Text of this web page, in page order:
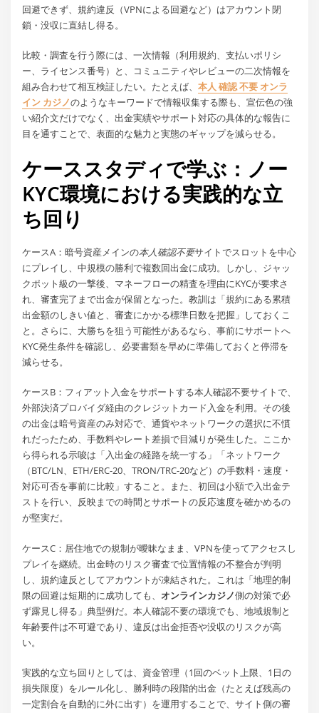
回避できず、規約違反（VPNによる回避など）はアカウント閉
鎖・没収に直結し得る。
比較・調査を行う際には、一次情報（利用規約、支払いポリシ
ー、ライセンス番号）と、コミュニティやレビューの二次情報を
組み合わせて相互検証したい。たとえば、本人 確認 不要 オンラ
イン カジノのようなキーワードで情報収集する際も、宣伝色の強
い紹介文だけでなく、出金実績やサポート対応の具体的な報告に
目を通すことで、表面的な魅力と実態のギャップを減らせる。
ケーススタディで学ぶ：ノー
KYC環境における実践的な立
ち回り
ケースA：暗号資産メインの本人確認不要サイトでスロットを中心
にプレイし、中規模の勝利で複数回出金に成功。しかし、ジャッ
クポット級の一撃後、マネーフローの精査を理由にKYCが要求さ
れ、審査完了まで出金が保留となった。教訓は「規約にある累積
出金額のしきい値と、審査にかかる標準日数を把握」しておくこ
と。さらに、大勝ちを狙う可能性があるなら、事前にサポートへ
KYC発生条件を確認し、必要書類を早めに準備しておくと停滞を
減らせる。
ケースB：フィアット入金をサポートする本人確認不要サイトで、
外部決済プロバイダ経由のクレジットカード入金を利用。その後
の出金は暗号資産のみ対応で、通貨やネットワークの選択に不慣
れだったため、手数料やレート差損で目減りが発生した。ここか
ら得られる示唆は「入出金の経路を統一する」「ネットワーク
（BTC/LN、ETH/ERC-20、TRON/TRC-20など）の手数料・速度・
対応可否を事前に比較」すること。また、初回は小額で入出金テ
ストを行い、反映までの時間とサポートの反応速度を確かめるの
が堅実だ。
ケースC：居住地での規制が曖昧なまま、VPNを使ってアクセスし
プレイを継続。出金時のリスク審査で位置情報の不整合が判明
し、規約違反としてアカウントが凍結された。これは「地理的制
限の回避は短期的に成功しても、 オンラインカジノ側の対策で必
ず露見し得る」典型例だ。本人確認不要の環境でも、地域規制と
年齢要件は不可避であり、違反は出金拒否や没収のリスクが高
い。
実践的な立ち回りとしては、資金管理（1回のベット上限、1日の
損失限度）をルール化し、勝利時の段階的出金（たとえば残高の
一定割合を自動的に外に出す）を運用することで、サイト側の審